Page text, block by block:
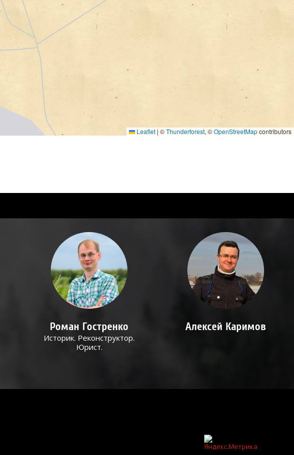
Leaflet | ©Thunderforest, ©OpenStreetMapcontributors
Роман Гостренко
Историк. Реконструктор.
Юрист.
Алексей Каримов